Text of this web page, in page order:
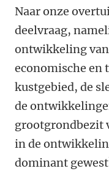
Naar onze
deelvraag,
ontwikkeling
economische
kustgebied, de
de
grootgrondbezit
in de
dominant